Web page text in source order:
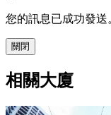
您的訊息已成功發送
關閉
相關大廈